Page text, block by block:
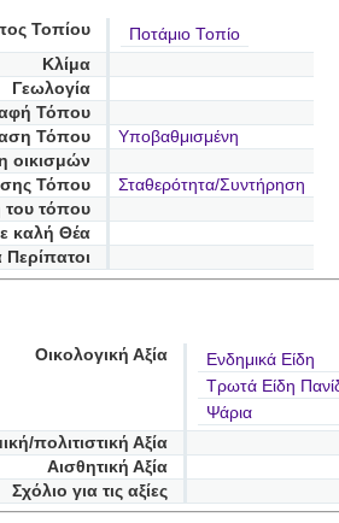
Τοπίου
Ποτάμιο Τοπίο
Κλίμα
Γεωλογία
Τόπου
Τόπου
Υποβαθμισμένη
οικισμών
Τόπου
Σταθερότητα/Συντήρηση
του τόπου
καλή Θέα
Οικολογική Αξία
Ενδημικά Είδη
Τρωτά Είδη
Ψάρια
πολιτιστική Αξία
Αισθητική Αξία
Σχόλιο για τις αξίες